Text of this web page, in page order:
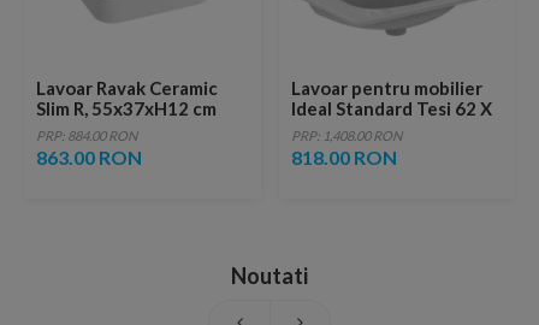
Lavoar Ravak Ceramic
Slim R, 55x37xH12 cm
PRP: 884.00 RON
863.00 RON
Lavoar pentru mobilier
Ideal Standard Tesi 62 X
45 X 16,5 cm
PRP: 1,408.00 RON
818.00 RON
Noutati